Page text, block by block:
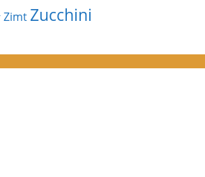
Zimt Zucchini